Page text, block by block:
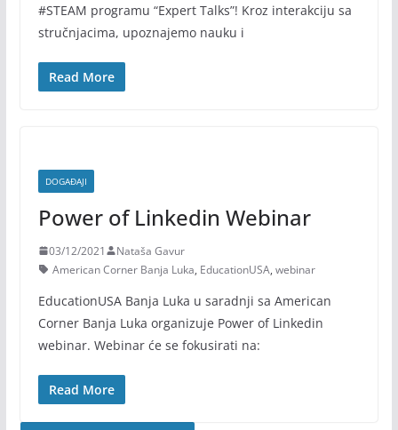
#STEAM programu “Expert Talks”! Kroz interakciju sa
stručnjacima, upoznajemo nauku i
Read More
DOGAĐAJI
Power of Linkedin Webinar
03/12/2021
Nataša Gavur
American Corner Banja Luka, EducationUSA, webinar
EducationUSA Banja Luka u saradnji sa American
Corner Banja Luka organizuje Power of Linkedin
webinar. Webinar će se fokusirati na:
Read More